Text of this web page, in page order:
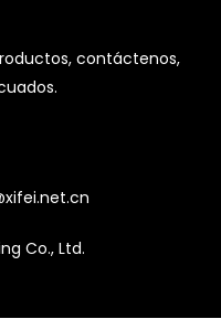
contáctenos,
Co., Ltd.